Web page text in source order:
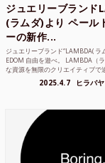
ジュエリーブランド
(ラムダ)より ペール
ーの新作...
ジュエリーブランド“LAMBDA( ラ
EDOM 自由を遊べ。 LAMBDA（
な資源を無限のクリエイティブで
2025.4.7 ヒラバ